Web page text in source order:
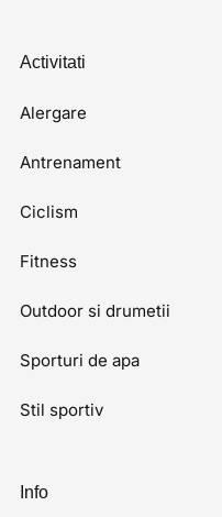
Activitati
Alergare
Antrenament
Ciclism
Fitness
Outdoor si drumetii
Sporturi de apa
Stil sportiv
Info